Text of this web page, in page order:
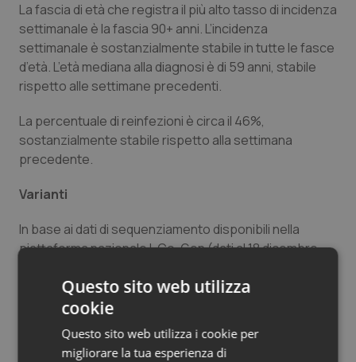
Salute orale & impianti
Sangue & coagulazione
Tumore al seno
Tumore ovarico
Tumori del Polmone & Testa Collo
Ulcera & Reflusso
Vaccini
La fascia di età che registra il più alto tasso di incidenza
settimanale è la fascia 90+ anni. L’incidenza
settimanale è sostanzialmente stabile in tutte le fasce
d’età. L’età mediana alla diagnosi è di 59 anni, stabile
rispetto alle settimane precedenti.
La percentuale di reinfezioni è circa il 46%,
sostanzialmente stabile rispetto alla settimana
precedente.
Varianti
In base ai dati di sequenziamento disponibili nella
piattaforma nazionale I-Co-Gen (dati al 18 dicembre
variante d’interesse JN.1, di recente designazione, si
conferma in crescita, divenendo la variante più
frequente nell’ultima settimana di campionamento
(49,1% nella settimana 4-10 dicembre 2023 vs. 20,9%
Questo sito web utilizza
cookie
Questo sito web utilizza i cookie per
migliorare la tua esperienza di